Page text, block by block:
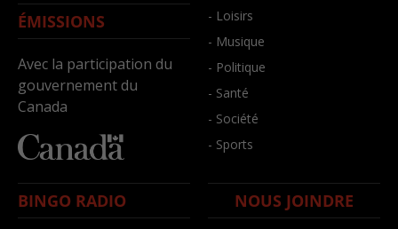
ÉMISSIONS
Avec la participation du
gouvernement du
Canada
- Loisirs
- Musique
- Politique
- Santé
- Société
- Sports
BINGO RADIO NOUS JOINDRE